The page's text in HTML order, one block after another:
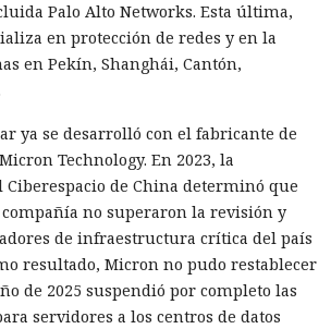
Palo Alto Networks. Esta última,
en protección de redes y en la
en Pekín, Shanghái, Cantón,
ya se desarrolló con el fabricante de
Technology. En 2023, la
de China determinó que
no superaron la revisión y
de infraestructura crítica del país
resultado, Micron no pudo restablecer
de 2025 suspendió por completo las
servidores a los centros de datos